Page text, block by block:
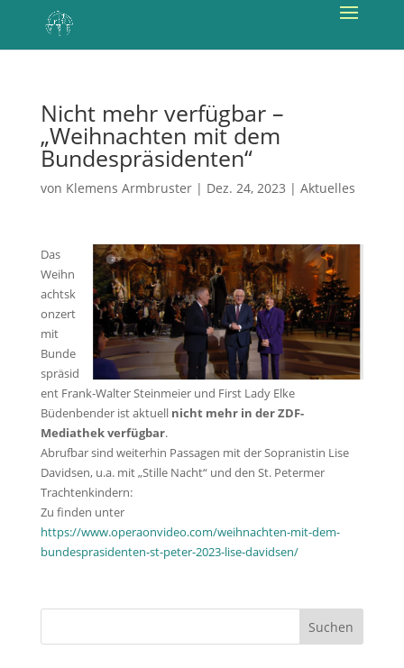
Nicht mehr verfügbar –
„Weihnachten mit dem
Bundespräsidenten“
von Klemens Armbruster| Dez. 24, 2023 | Aktuelles
Das
Weihn
achtsk
onzert
mit
Bunde
spräsid
ent Frank-Walter Steinmeier und First Lady Elke
Büdenbender ist aktuell nicht mehr in der ZDF-
Mediathekverfügbar.
Abrufbar sind weiterhin Passagen mit der Sopranistin Lise
Davidsen, u.a. mit „Stille Nacht“ und den St. Petermer
Trachtenkindern:
Zu finden unter
https://www.operaonvideo.com/weihnachten-mit-dem-
bundesprasidenten-st-peter-2023-lise-davidsen/